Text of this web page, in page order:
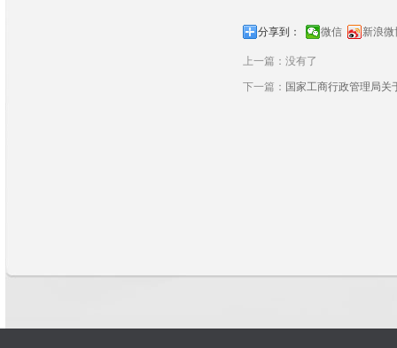
分享到： 微信 新浪微
上一篇：没有了
下一篇： 国家工商行政管理局关